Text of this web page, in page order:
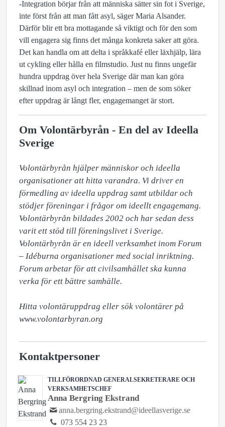
-Integration börjar från att människa sätter sin fot i Sverige,
inte först från att man fått asyl, säger Maria Alsander.
Därför blir ett bra mottagande så viktigt och för den som
vill engagera sig finns det många konkreta saker att göra.
Det kan handla om att delta i språkkafé eller läxhjälp, lära
ut cykling eller hålla en filmstudio. Just nu finns ungefär
hundra uppdrag över hela Sverige där man kan göra
skillnad inom asyl och integration – men de som söker
efter uppdrag är långt fler, engagemanget är stort.
Om Volontärbyrån - En del av Ideella
Sverige
Volontärbyrån hjälper människor och ideella
organisationer att hitta varandra. Vi driver en
förmedling av ideella uppdrag samt utbildar och
stödjer föreningar i frågor om ideellt engagemang.
Volontärbyrån bildades 2002 och har sedan dess
varit ett stöd till föreningslivet i Sverige.
Volontärbyrån är en ideell verksamhet inom Forum
– Idéburna organisationer med social inriktning.
Forum arbetar för att civilsamhället ska kunna
verka för ett bättre samhälle.
Hitta volontäruppdrag eller sök volontärer på
www.volontarbyran.org
Kontaktpersoner
TILLFÖRORDNAD GENERALSEKRETERARE OCH
VERKSAMHETSCHEF
Anna Bergring Ekstrand
anna.bergring.ekstrand@ideellasverige.se
073 554 23 23